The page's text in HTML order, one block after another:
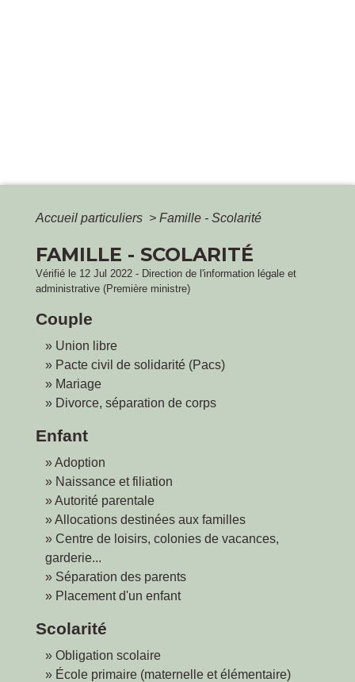
Accueil particuliers > Famille - Scolarité
FAMILLE - SCOLARITÉ
Vérifié le 12 Jul 2022 - Direction de l'information légale et
administrative (Première ministre)
Couple
Union libre
Pacte civil de solidarité (Pacs)
Mariage
Divorce, séparation de corps
Enfant
Adoption
Naissance et filiation
Autorité parentale
Allocations destinées aux familles
Centre de loisirs, colonies de vacances,
garderie...
Séparation des parents
Placement d'un enfant
Scolarité
Obligation scolaire
École primaire (maternelle et élémentaire)